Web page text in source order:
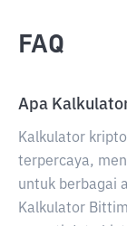
FAQ
Apa
Kalkulator
terpercaya,
untuk berbagai
Kalkulator